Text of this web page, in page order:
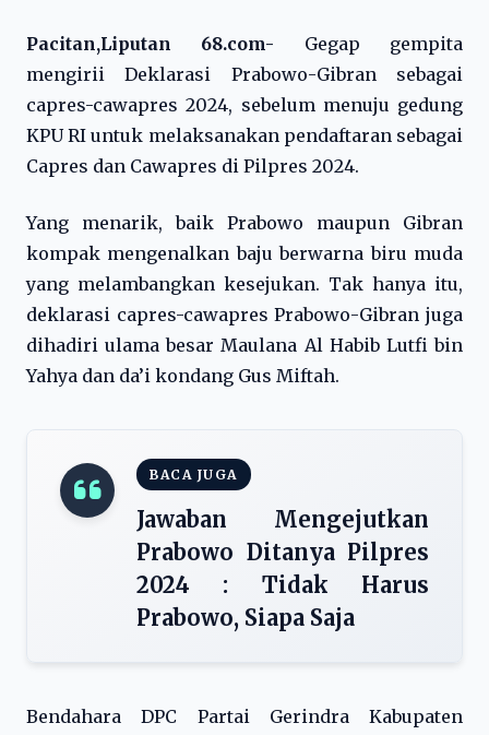
Pacitan,Liputan 68.com- Gegap gempita
mengirii Deklarasi Prabowo-Gibran sebagai
capres-cawapres 2024, sebelum menuju gedung
KPU RI untuk melaksanakan pendaftaran sebagai
Capres dan Cawapres di Pilpres 2024.
Yang menarik, baik Prabowo maupun Gibran
kompak mengenalkan baju berwarna biru muda
yang melambangkan kesejukan. Tak hanya itu,
deklarasi capres-cawapres Prabowo-Gibran juga
dihadiri ulama besar Maulana Al Habib Lutfi bin
Yahya dan da’i kondang Gus Miftah.
BACA JUGA
Jawaban Mengejutkan
Prabowo Ditanya Pilpres
2024 : Tidak Harus
Prabowo, Siapa Saja
Bendahara DPC Partai Gerindra Kabupaten